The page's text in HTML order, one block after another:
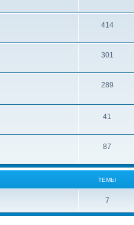
414
301
289
41
87
ТЕМЫ
7